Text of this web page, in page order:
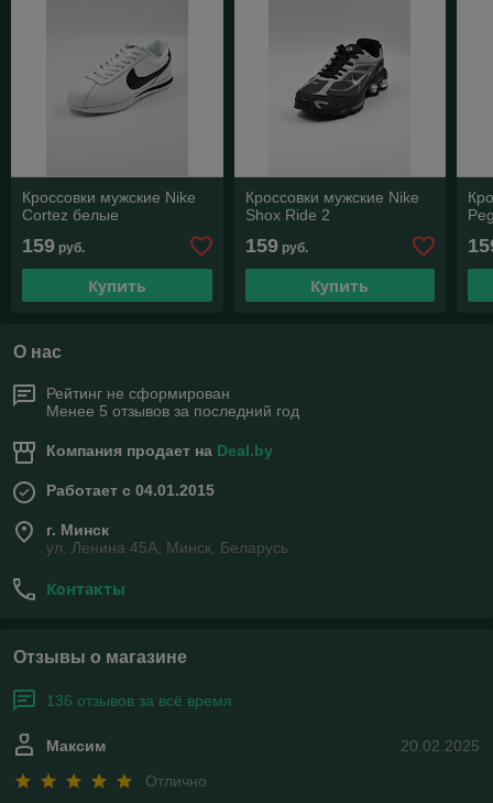
Кроссовки мужские Nike
Cortez белые
159 руб.
Купить
Кроссовки мужские Nike
Shox Ride 2
159руб.
Купить
О нас
Рейтинг не сформирован
Менее 5 отзывов за последний год
Компания продает на Deal.by
Работает с 04.01.2015
г. Минск
ул. Ленина 45А, Минск, Беларусь
Контакты
Отзывы о магазине
136 отзывов за всё время
20.02.2025
Максим
Отлично